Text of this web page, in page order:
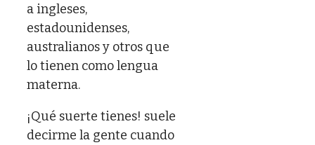
a ingleses,
estadounidenses,
australianos y otros que
lo tienen como lengua
materna.
¡Qué suerte tienes! suele
decirme la gente cuando